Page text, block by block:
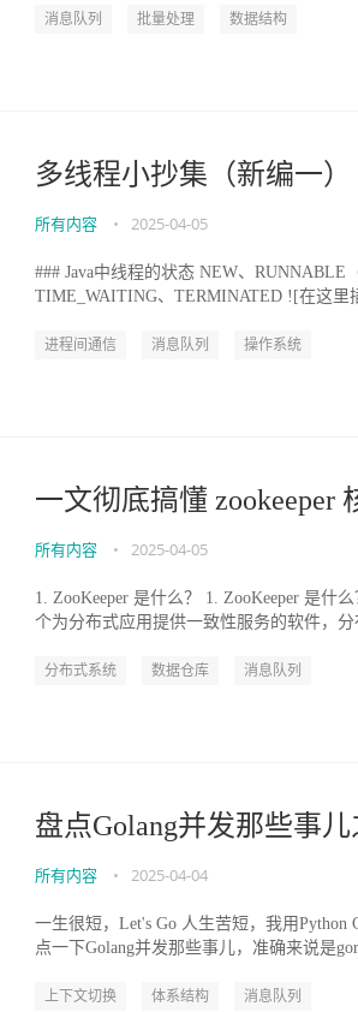
消息队列 批量处理 数据结构
多线程小抄集（新编一）
所有内容 • 2025-04-05
### Java中线程的状态 NEW、RUNNABLE
TIME_WAITING、TERMINATED ![在这里
进程间通信 消息队列 操作系统
一文彻底搞懂 zookeeper
所有内容 • 2025-04-05
1. ZooKeeper 是什么？ 1. ZooKeeper 是什
个为分布式应用提供一致性服务的软件，
分布式系统 数据仓库 消息队列
盘点Golang并发那些事儿
所有内容 • 2025-04-04
一生很短，Let's Go 人生苦短，我用Python
点一下Golang并发那些事儿，准确来说是
上下文切换 体系结构 消息队列